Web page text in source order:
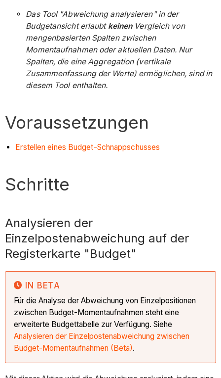
Das Tool "Abweichung analysieren" in der
Budgetansicht erlaubt keinenVergleich von
mengenbasierten Spalten zwischen
Momentaufnahmen oder aktuellen Daten. Nur
Spalten, die eine Aggregation (vertikale
Zusammenfassung der Werte) ermöglichen, sind in
diesem Tool enthalten.
Voraussetzungen
Erstellen eines Budget-Schnappschusses
Schritte
Analysieren der
Einzelpostenabweichung auf der
Registerkarte "Budget"
IN BETA
Für die Analyse der Abweichung von Einzelpositionen
zwischen Budget-Momentaufnahmen steht eine
erweiterte Budgettabelle zur Verfügung. Siehe
Analysieren der Einzelpostenabweichung zwischen
Budget-Momentaufnahmen (Beta).